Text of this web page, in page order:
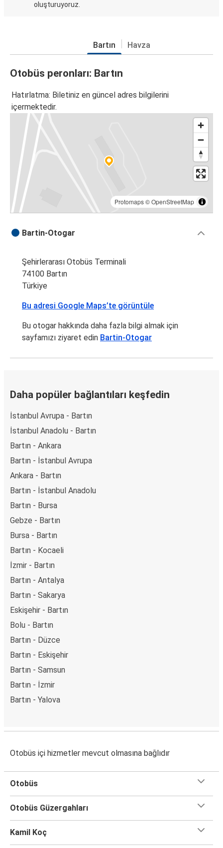
oluşturuyoruz.
Bartın Havza
Otobüs peronları: Bartın
Hatırlatma: Biletiniz en güncel adres bilgilerini
içermektedir.
Protomaps©OpenStreetMap
Bartin-Otogar
Şehirlerarası Otobüs Terminali
74100 Bartın
Türkiye
Bu adresi Google Maps’te görüntüle
Bu otogar hakkında daha fazla bilgi almak için
sayfamızı ziyaret edin Bartin-Otogar
Daha popüler bağlantıları keşfedin
İstanbul Avrupa - Bartın
İstanbul Anadolu - Bartın
Bartın - Ankara
Bartın - İstanbul Avrupa
Ankara - Bartın
Bartın - İstanbul Anadolu
Bartın - Bursa
Gebze - Bartın
Bursa - Bartın
Bartın - Kocaeli
İzmir - Bartın
Bartın - Antalya
Bartın - Sakarya
Eskişehir - Bartın
Bolu - Bartın
Bartın - Düzce
Bartın - Eskişehir
Bartın - Samsun
Bartın - İzmir
Bartın - Yalova
Otobüs içi hizmetler mevcut olmasına bağlıdır
Otobüs
Otobüs Güzergahları
Kamil Koç